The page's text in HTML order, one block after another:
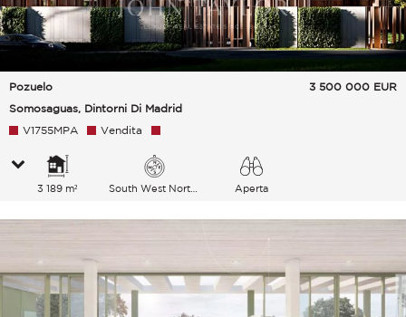
Pozuelo
Somosaguas, Dintorni Di Madrid
3 500 000 EUR
V1755MPA Vendita
3 189 m² South West North East Aperta